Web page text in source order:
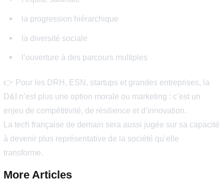
Accès inégal à certains niveaux.
FAQ : Diversité dans la tech
Les femmes sont-elles sous-représentées dans la
française ?
Oui, particulièrement dans les métiers techniques et les